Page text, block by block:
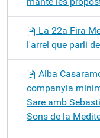
La 22a Fira
l'arrel que parli
Alba
companyia
Sare amb
Sons de la